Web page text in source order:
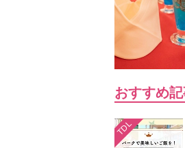
おすすめ
TDL